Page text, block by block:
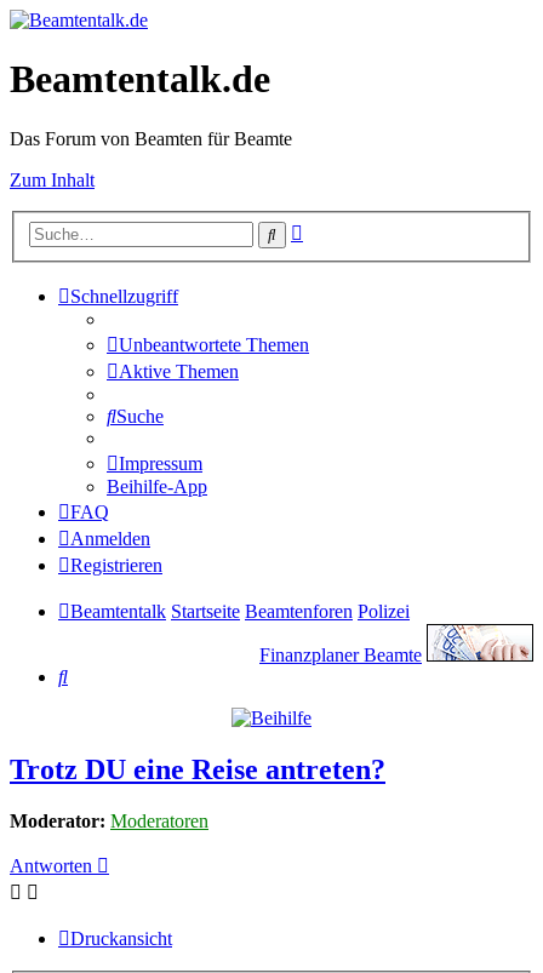
Beamtentalk.de
Das Forum von Beamten für Beamte
Zum Inhalt
Suche
Schnellzugriff
Unbeantwortete Themen
Aktive Themen
Suche
Impressum
Beihilfe-App
FAQ
Anmelden
Registrieren
Beamtentalk Startseite Beamtenforen Polizei
Finanzplaner Beamte
Suche
Trotz DU eine Reise antreten?
Moderator: Moderatoren
Antworten
Druckansicht